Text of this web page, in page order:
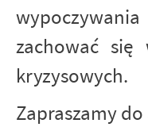
zachować się
kryzysowych.
Zapraszamy